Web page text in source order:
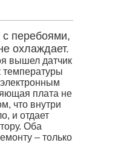
с перебоями,
охлаждает.
вышел датчик
температуры
электронным
плата не
что внутри
и отдает
Оба
– только